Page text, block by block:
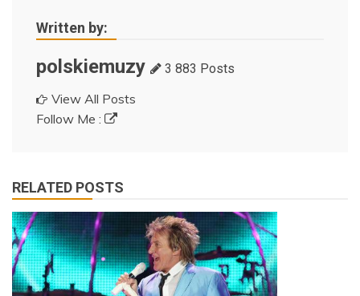
Written by:
polskiemuzy 3 883 Posts
View All Posts
Follow Me :
RELATED POSTS